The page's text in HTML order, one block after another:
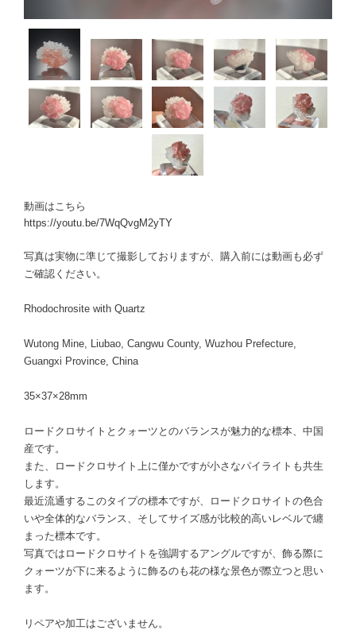
動画はこちら
https://youtu.be/7WqQvgM2yTY
写真は実物に準じて撮影しておりますが、購入前には動画も必ず
ご確認ください。
Rhodochrosite with Quartz
Wutong Mine, Liubao, Cangwu County, Wuzhou Prefecture,
Guangxi Province, China
35×37×28mm
ロードクロサイトとクォーツとのバランスが魅力的な標本、中国
産です。
また、ロードクロサイト上に僅かですが小さなパイライトも共生
します。
最近流通するこのタイプの標本ですが、ロードクロサイトの色合
いや全体的なバランス、そしてサイズ感が比較的高いレベルで纏
まった標本です。
写真ではロードクロサイトを強調するアングルですが、飾る際に
クォーツが下に来るように飾るのも花の様な景色が際立つと思い
ます。
リペアや加工はございません。